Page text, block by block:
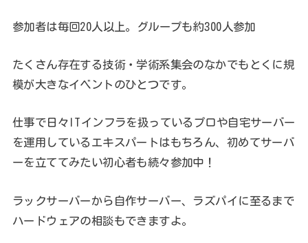
参加者は毎回20人以上。グループも約300人参加
たくさん存在する技術・学術系集会のなかでもとくに規
模が大きなイベントのひとつです。
仕事で日々ITインフラを扱っているプロや自宅サーバー
を運用しているエキスパートはもちろん、初めてサーバ
ーを立ててみたい初心者も続々参加中！
ラックサーバーから自作サーバー、ラズパイに至るまで
ハードウェアの相談もできますよ。